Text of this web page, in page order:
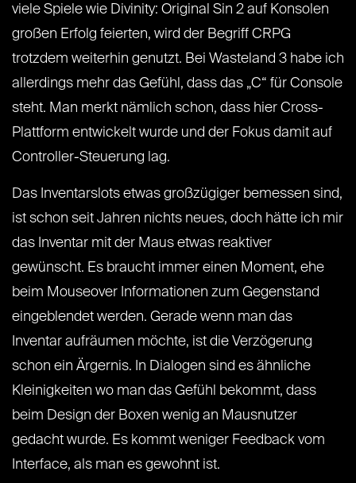
viele Spiele wie Divinity: Original Sin 2 auf Konsolen
großen Erfolg feierten, wird der Begriff CRPG
trotzdem weiterhin genutzt. Bei Wasteland 3 habe ich
allerdings mehr das Gefühl, dass das „C“ für Console
steht. Man merkt nämlich schon, dass hier Cross-
Plattform entwickelt wurde und der Fokus damit auf
Controller-Steuerung lag.
Das Inventarslots etwas großzügiger bemessen sind,
ist schon seit Jahren nichts neues, doch hätte ich mir
das Inventar mit der Maus etwas reaktiver
gewünscht. Es braucht immer einen Moment, ehe
beim Mouseover Informationen zum Gegenstand
eingeblendet werden. Gerade wenn man das
Inventar aufräumen möchte, ist die Verzögerung
schon ein Ärgernis. In Dialogen sind es ähnliche
Kleinigkeiten wo man das Gefühl bekommt, dass
beim Design der Boxen wenig an Mausnutzer
gedacht wurde. Es kommt weniger Feedback vom
Interface, als man es gewohnt ist.